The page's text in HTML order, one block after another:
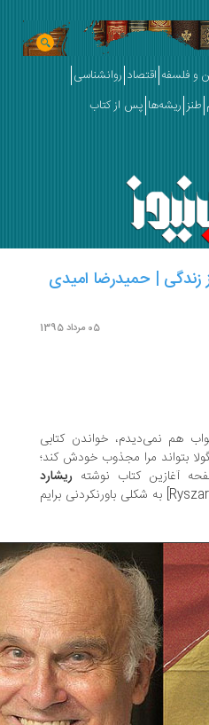
اقتصاد روانشناسی
پس از کتاب
| حمیدرضا امیدی
خواندن کتابی
مرا مجذوب خودش کند؛
کتاب نوشتهریشارد
[Ryszard Kapuscinski] به شکلی باورنکردنی برایم